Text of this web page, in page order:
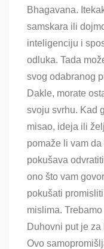
Bhagavana.
samskara ili
inteligenciju i
odluka. Tada
svog odabranog
Dakle, morate
svoju svrhu. Kad
misao, ideja ili
pomaže li vam
pokušava
ono što vam
pokušati
mislima.
Duhovni put je
Ovo